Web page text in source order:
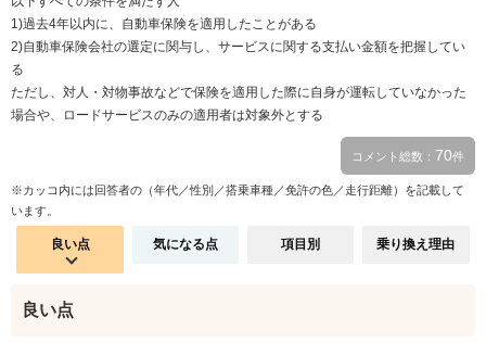
1)過去4年以内に、自動車保険を適用したことがある
2)自動車保険会社の選定に関与し、サービスに関する支払い金額を把握してい
る
ただし、対人・対物事故などで保険を適用した際に自身が運転していなかった
場合や、ロードサービスのみの適用者は対象外とする
コメント総数： 70件
※カッコ内には回答者の（年代／性別／搭乗車種／免許の色／走行距離）を記載して
います。
良い点 気になる点 項目別 乗り換え理由
良い点